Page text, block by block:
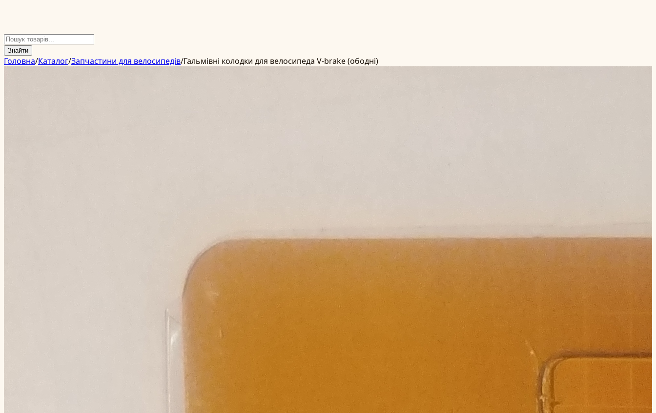
Знайти
Головна/Каталог/Запчастини для велосипедів/Гальмівні колодки для велосипеда V-brake (ободні)